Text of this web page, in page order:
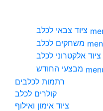
ציוד צבאי לכלב
משחקים לכלב
ציוד אלקטרוני לכלב
מבצעי החודש
רתמות לכלבים
קולרים לכלב
ציוד אימון ואילוף